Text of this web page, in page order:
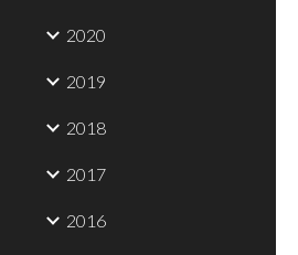
2020
2019
2018
2017
2016